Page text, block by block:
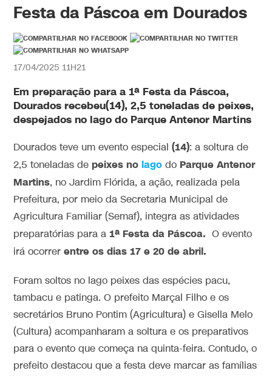
Festa da Páscoa em Dourados
17/04/2025 11H21
Em preparação para a 1ª Festa da Páscoa,
Dourados recebeu(14), 2,5 toneladas de peixes,
despejados no lago do Parque Antenor Martins
Dourados teve um evento especial (14): a soltura de
2,5 toneladas depeixes nolago do Parque Antenor
Martins, no Jardim Flórida, a ação, realizada pela
Prefeitura, por meio da Secretaria Municipal de
Agricultura Familiar (Semaf), integra as atividades
preparatórias para a1ª Festa da Páscoa. O evento
irá ocorrerentre os dias 17 e 20 de abril.
Foram soltos no lago peixes das espécies pacu,
tambacu e patinga. O prefeito Marçal Filho e os
secretários Bruno Pontim (Agricultura) e Gisella Melo
(Cultura) acompanharam a soltura e os preparativos
para o evento que começa na quinta-feira. Contudo, o
prefeito destacou que a festa deve marcar as famílias